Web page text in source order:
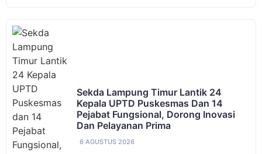
‎Sekda Lampung Timur Lantik 24
Kepala UPTD Puskesmas Dan 14
Pejabat Fungsional, Dorong Inovasi
Dan Pelayanan Prima ‎
6 AGUSTUS 2026